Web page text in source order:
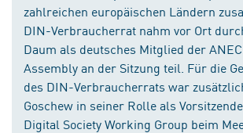
zahlreichen europäischen Ländern
DIN-Verbraucherrat nahm vor Ort
Daum als deutsches Mitglied der
Assembly an der Sitzung teil. Für die
des DIN-Verbraucherrats war
Goschew in seiner Rolle als
Digital Society Working Group beim